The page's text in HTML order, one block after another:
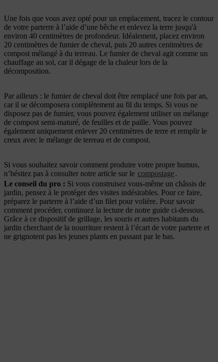
Une fois que vous avez opté pour un emplacement, tracez le contour
de votre parterre à l’aide d’une bêche et enlevez la terre jusqu'à
environ 40 centimètres de profondeur. Idéalement, placez environ
20 centimètres de fumier de cheval, puis 20 autres centimètres de
compost mélangé à du terreau. Le fumier de cheval agit comme un
chauffage au sol, car il dégage de la chaleur lors de la
décomposition.
Par ailleurs : le fumier de cheval doit être remplacé une fois par an,
car il se décomposera complètement au fil du temps. Si vous ne
disposez pas de fumier, vous pouvez également utiliser un mélange
de compost semi-maturé, de feuilles et de paille. Vous pouvez
également uniquement enlever 20 centimètres de terre et remplir le
creux avec le mélange de terreau et de compost.
Si vous souhaitez savoir comment produire votre propre humus,
n’hésitez pas à consulter notre article sur le compostage.
Le conseil du pro : Si vous construisez vous-même un châssis de
jardin, pensez à le protéger des visites indésirables. Pour ce faire,
préparez le parterre à l’aide d’un filet pour volière. Pour savoir
comment procéder, continuez la lecture de notre guide ci-dessous.
Grâce à ce dispositif de grillage, les souris et autres habitants du
jardin cherchant de la nourriture restent à l’écart de votre parterre et
ne grignotent pas les jeunes plants en passant par le bas.